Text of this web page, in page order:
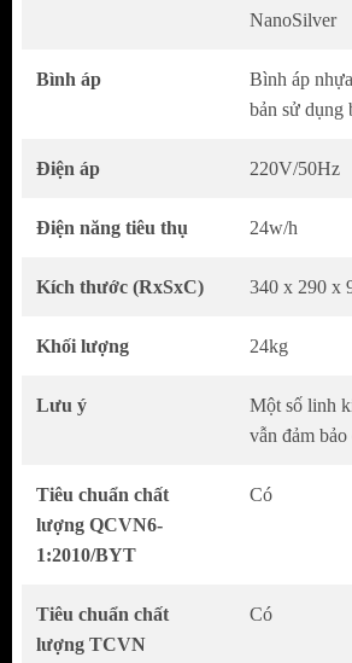
trực tiếp.
Hệ thống 9 lõi lọc mạnh mẽ
Hệ thống 9 lõi lọc mạnh mẽ của
E9RO giúp loại bỏ hầu hết clo,
ion kim loại nặng và các tạp chất
tiếp.
NanoSilver
Bình áp
Bình áp
bản sử dụng
Điện áp 220V/50Hz
Điện năng tiêu thụ 24w/h
Kích thước (RxSxC) 340 x 290 x
Khối lượng 24kg
Lưu ý
Một số linh
vẫn đảm
Tiêu chuẩn chất
lượng QCVN6-
1:2010/BYT
Có
Tiêu chuẩn chất
lượng TCVN
Có